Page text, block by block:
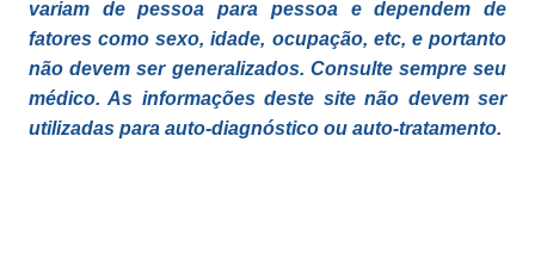
variam de pessoa para pessoa e dependem de
fatores como sexo, idade, ocupação, etc, e portanto
não devem ser generalizados. Consulte sempre seu
médico. As informações deste site não devem ser
utilizadas para auto-diagnóstico ou auto-tratamento.